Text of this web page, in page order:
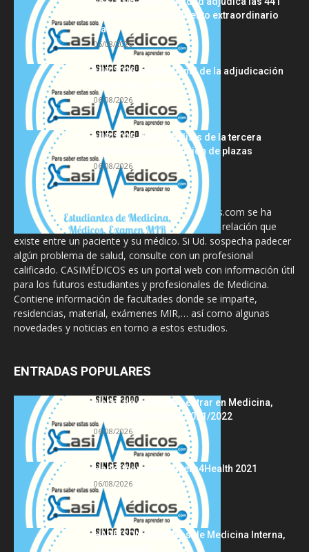
plazas del procedimiento extraordinario
tras...
06/08/2026
MIR 2026: análisis final de la adjudicación
de plazas y claves...
06/08/2026
MIR 2025-2026: análisis de la tercera
semana de adjudicación de plazas
06/08/2026
La información proporcionada en CasiMedicos.com se ha
diseñado para complementar, no substituir, la relación que
existe entre un paciente y su médico. Si Ud. sospecha padecer
algún problema de salud, consulte con un profesional
calificado. CASIMÉDICOS es un portal web con información útil
para los futuros estudiantes y profesionales de Medicina.
Contiene información de facultades donde se imparte,
residencias, material, exámenes MIR,… así como algunas
novedades y noticias en torno a estos estudios.
ENTRADAS POPULARES
Notas de corte para entrar en Medicina,
curso 2022/2023 vs 2021/2022
06/08/2026
Hackathon Innomakers4Health 2021
06/08/2026
HARRISON Principios de Medicina Interna,